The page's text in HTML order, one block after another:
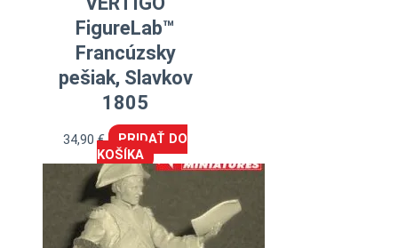
FigureLab™
Francúzsky
pešiak, Slavkov
1805
34,90€
PRIDAŤ DO
KOŠÍKA